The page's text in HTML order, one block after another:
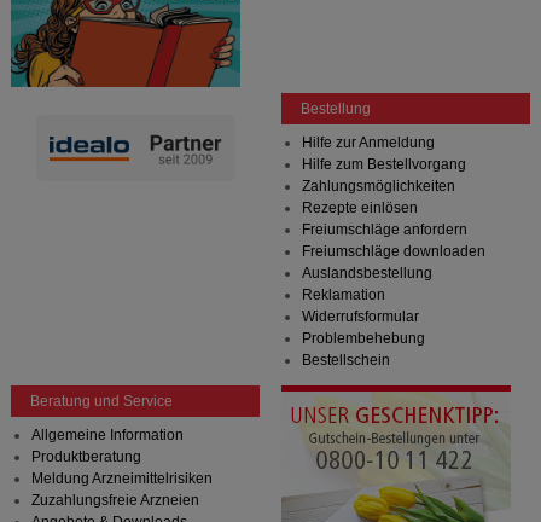
Bestellung
Hilfe zur Anmeldung
Hilfe zum Bestellvorgang
Zahlungsmöglichkeiten
Rezepte einlösen
Freiumschläge anfordern
Freiumschläge downloaden
Auslandsbestellung
Reklamation
Widerrufsformular
Problembehebung
Bestellschein
Beratung und Service
Allgemeine Information
Produktberatung
Meldung Arzneimittelrisiken
Zuzahlungsfreie Arzneien